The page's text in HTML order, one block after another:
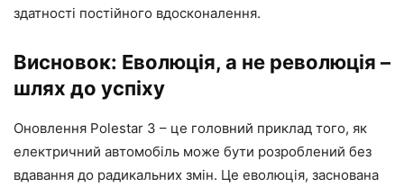
здатності постійного вдосконалення.
Висновок: Еволюція, а не революція –
шлях до успіху
Оновлення Polestar 3 – це головний приклад того, як
електричний автомобіль може бути розроблений без
вдавання до радикальних змін. Це еволюція, заснована